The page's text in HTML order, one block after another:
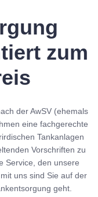
zum
der AwSV (ehemals
eine fachgerechte
Tankanlagen
Vorschriften zu
Service, den unsere
uns sind Sie auf der
geht.